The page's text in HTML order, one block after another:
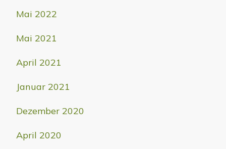
Mai 2022
Mai 2021
April 2021
Januar 2021
Dezember 2020
April 2020